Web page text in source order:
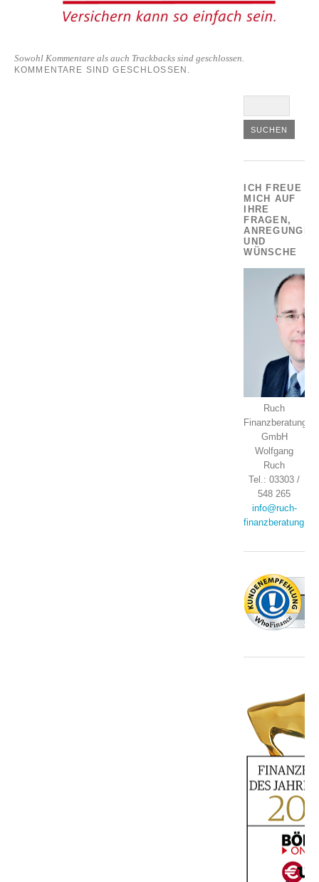
Sowohl Kommentare als auch Trackbacks sind geschlossen.
KOMMENTARE SIND GESCHLOSSEN.
ICH FREUE
MICH AUF
IHRE
FRAGEN,
ANREGUNGEN
UND
WÜNSCHE
Ruch
Finanzberatung
GmbH
Wolfgang
Ruch
Tel.: 03303 /
548 265
info@ruch-
finanzberatung.de